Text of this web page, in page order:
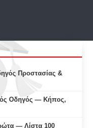
Προστασίας &
Οδηγός — Κήπος,
— Λίστα 100